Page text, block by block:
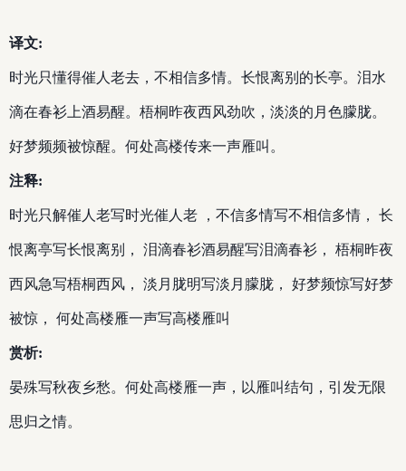
译文:
时光只懂得催人老去，不相信多情。长恨离别的长亭。泪水
滴在春衫上酒易醒。梧桐昨夜西风劲吹，淡淡的月色朦胧。
好梦频频被惊醒。何处高楼传来一声雁叫。
注释:
时光只解催人老写时光催人老 ，不信多情写不相信多情， 长
恨离亭写长恨离别， 泪滴春衫酒易醒写泪滴春衫， 梧桐昨夜
西风急写梧桐西风， 淡月胧明写淡月朦胧， 好梦频惊写好梦
被惊， 何处高楼雁一声写高楼雁叫
赏析:
晏殊写秋夜乡愁。何处高楼雁一声，以雁叫结句，引发无限
思归之情。